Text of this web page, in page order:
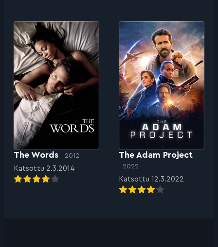
The Words 2012
Katsottu 2.3.2014
The Adam Project
2022
Katsottu 12.3.2022